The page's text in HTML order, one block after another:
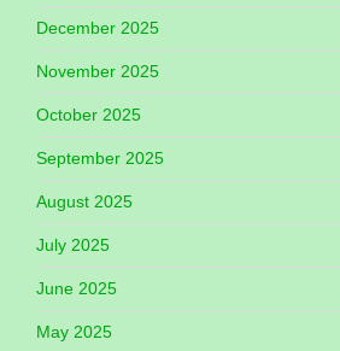
December 2025
November 2025
October 2025
September 2025
August 2025
July 2025
June 2025
May 2025